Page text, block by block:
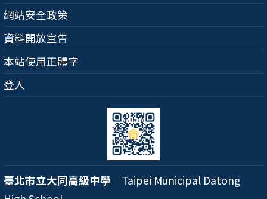
網站安全政策
資料開放宣告
本站使用正體字
登入
臺北市立大同高級中學 Taipei Municipal Datong